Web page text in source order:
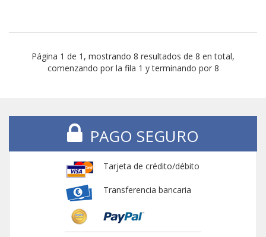
Página 1 de 1, mostrando 8 resultados de 8 en total,
comenzando por la fila 1 y terminando por 8
PAGO SEGURO
Tarjeta de crédito/débito
Transferencia bancaria